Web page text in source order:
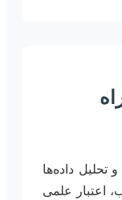
داده‌ها
اعتبار علمی